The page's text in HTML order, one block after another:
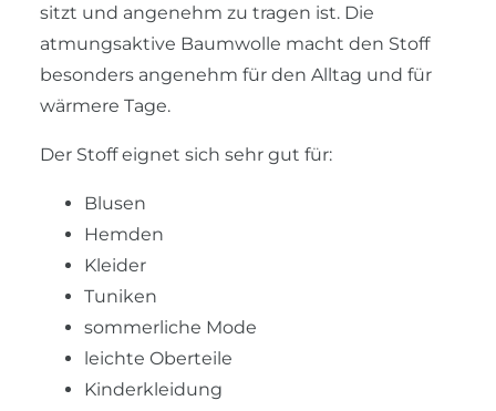
sitzt und angenehm zu tragen ist. Die
atmungsaktive Baumwolle macht den Stoff
besonders angenehm für den Alltag und für
wärmere Tage.
Der Stoff eignet sich sehr gut für:
Blusen
Hemden
Kleider
Tuniken
sommerliche Mode
leichte Oberteile
Kinderkleidung